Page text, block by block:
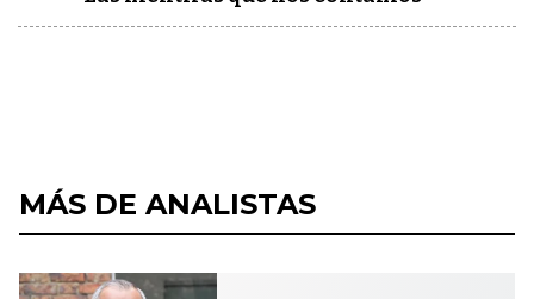
MÁS DE ANALISTAS